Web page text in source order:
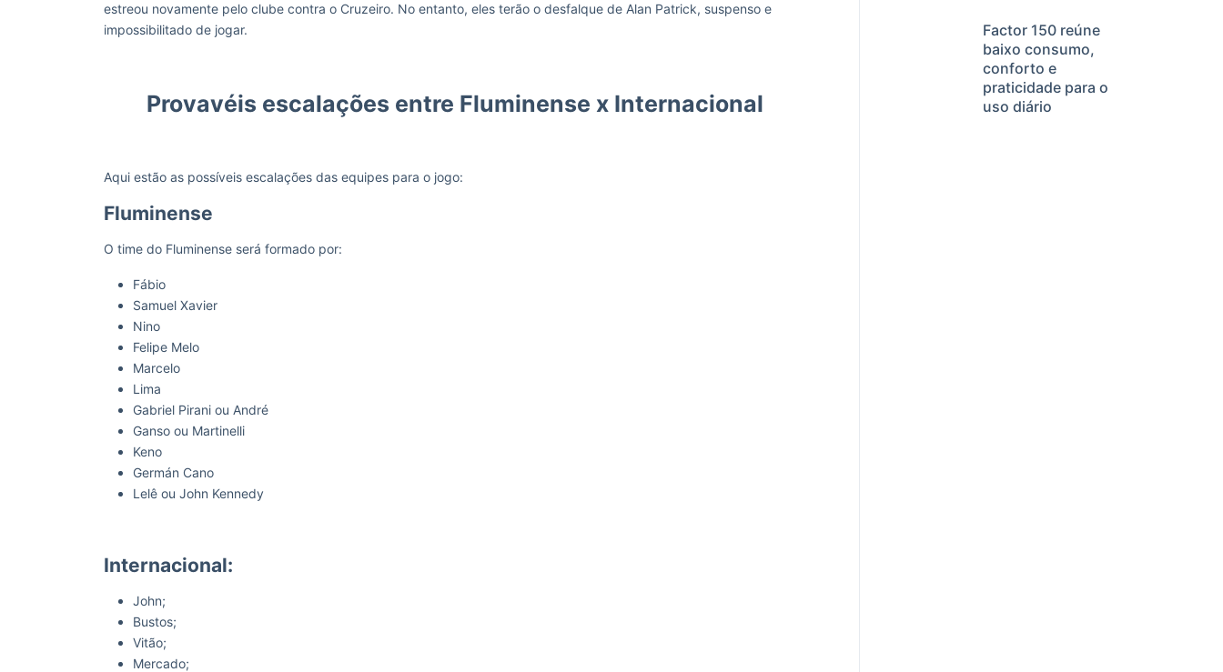
estreou novamente pelo clube contra o Cruzeiro. No entanto, eles terão o desfalque de Alan Patrick, suspenso e
impossibilitado de jogar.
Provavéis escalações entre Fluminense x Internacional
Aqui estão as possíveis escalações das equipes para o jogo:
Fluminense
O time do Fluminense será formado por:
Fábio
Samuel Xavier
Nino
Felipe Melo
Marcelo
Lima
Gabriel Pirani ou André
Ganso ou Martinelli
Keno
Germán Cano
Lelê ou John Kennedy
Internacional:
John;
Bustos;
Vitão;
Mercado;
Factor 150 reúne
baixo consumo,
conforto e
praticidade para o
uso diário